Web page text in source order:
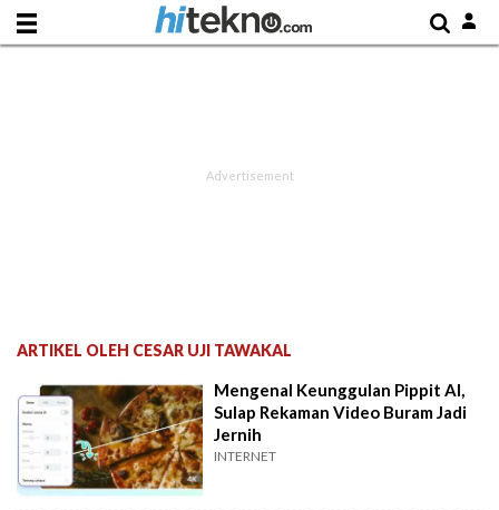
ARTIKEL OLEH CESAR UJI TAWAKAL
Mengenal Keunggulan Pippit AI,
Sulap Rekaman Video Buram Jadi
Jernih
INTERNET